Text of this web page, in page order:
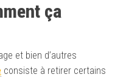
ça
et bien d’autres
consiste à retirer certains